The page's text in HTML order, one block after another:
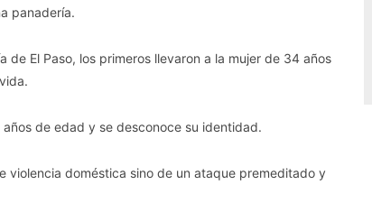
panadería.
El Paso, los primeros llevaron a la mujer de 34 años
de edad y se desconoce su identidad.
violencia doméstica sino de un ataque premeditado y